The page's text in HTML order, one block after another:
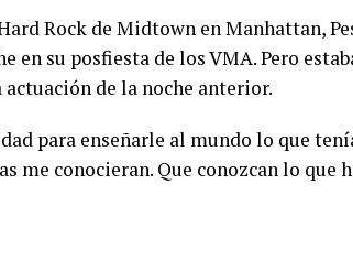
Rock de Midtown en Manhattan,
en su posfiesta de los VMA. Pero
de la noche anterior.
para enseñarle al mundo lo que
me conocieran. Que conozcan lo que